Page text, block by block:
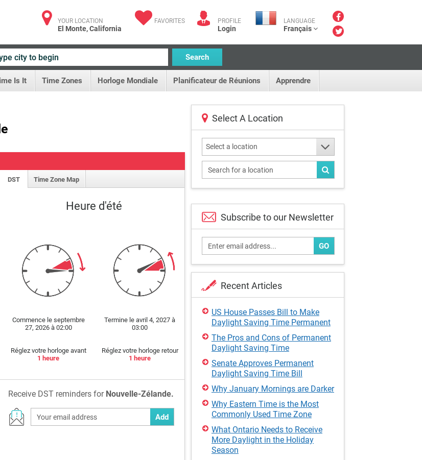
YOUR LOCATION
El Monte, California
FAVORITES PROFILE
Login
LANGUAGE
Français
Search
Is It Time Zones Horloge Mondiale Planificateur de Réunions Apprendre
DST Time Zone Map
Heure d'été
Commence le septembre
27, 2026 à 02:00
Réglez votre horloge avant
1 heure
Termine le avril 4, 2027 à
03:00
Réglez votre horloge retour
1 heure
Receive DST reminders for Nouvelle-Zélande.
Add
Select A Location
Select a location
Subscribe to our Newsletter
GO
Recent Articles
US House Passes Bill to Make
Daylight Saving Time Permanent
The Pros and Cons of Permanent
Daylight Saving Time
Senate Approves Permanent
Daylight Saving Time Bill
Why January Mornings are Darker
Why Eastern Time is the Most
Commonly Used Time Zone
What Ontario Needs to Receive
More Daylight in the Holiday
Season